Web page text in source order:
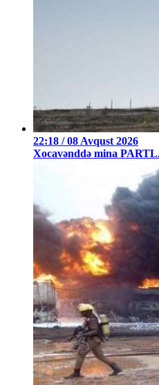
22:18 / 08 Avqust 2026
Xocavənddə mina